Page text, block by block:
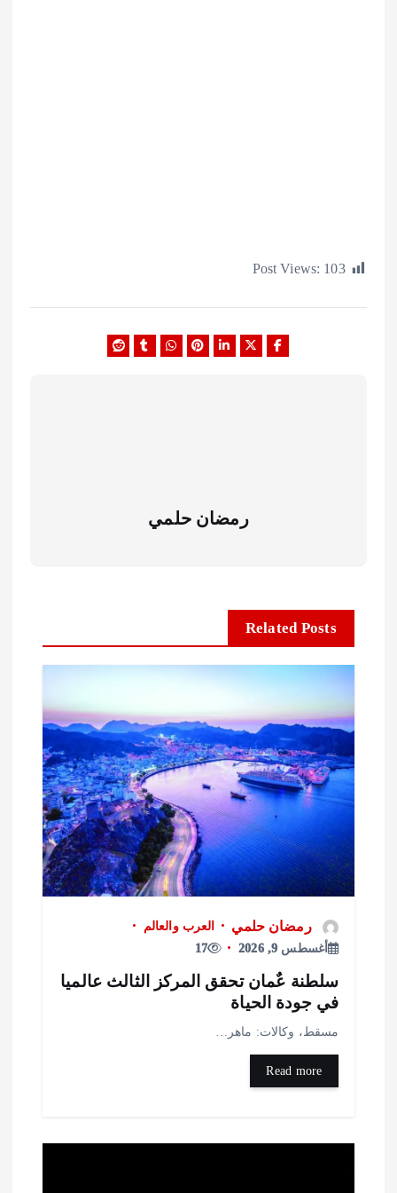
Post Views:
رمضان حلمي
Related Posts
رمضان حلمي
العرب والعالم
17
عٌمان تحقق المركز الثالث عالميا
جودة الحياة
وكالات: ماهر…